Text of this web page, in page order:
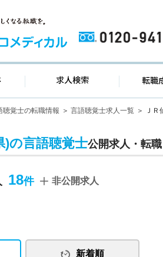
ご利用ガイド 求人検索
聴覚士の転職情報 言語聴覚士求人一覧 ＪＲ
)の言語聴覚士公開求人・転
18 非公開求人
新着順